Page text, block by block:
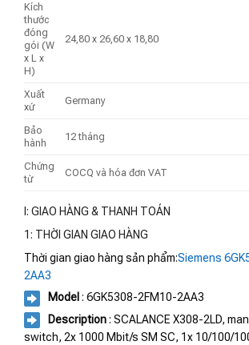
Kích
thước
đóng
gói (W
x L x
H)
24,80 x 26,60 x 18,80
Xuất
xứ
Germany
Bảo
hành
12 tháng
Chứng
từ
COCQ và hóa đơn VAT
I: GIAO HÀNG & THANH TOÁN
1: THỜI GIAN GIAO HÀNG
Thời gian giao hàng sản phẩm:Siemens
2AA3
Model : 6GK5308-2FM10-2AA3
Description: SCALANCE X308-2LD,
switch, 2x 1000 Mbit/s SM SC, 1x 10/100/